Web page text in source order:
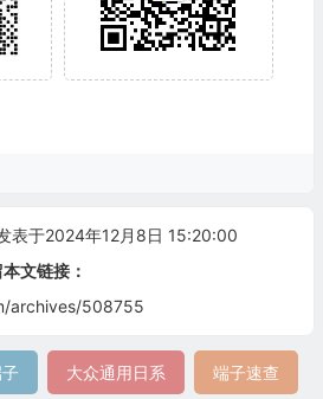
表于2024年12月8日 15:20:00
文链接：
archives/508755
大众通用日系 端子速查